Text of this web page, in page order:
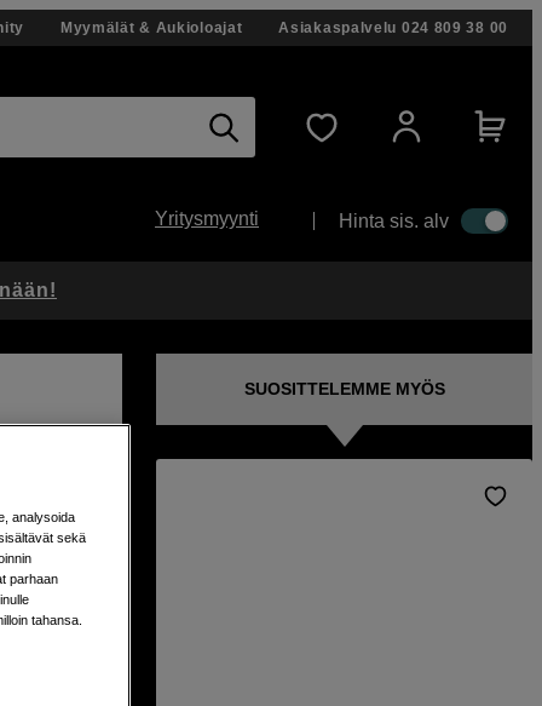
Myymälät & Aukioloajat Asiakaspalvelu 024 809 38 00
Yritysmyynti Hinta sis. alv
SUOSITTELEMME MYÖS
analysoida
sekä
parhaan
tahansa.